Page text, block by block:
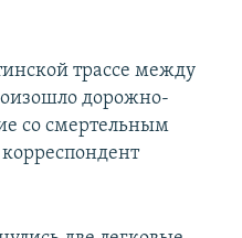
трассе между
дорожно-
со смертельным